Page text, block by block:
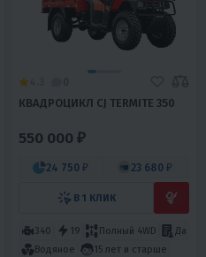
КВАДРОЦИКЛ CJ TERMITE 350
550 000 ₽
24 750 ₽ 23 680 ₽
В 1 КЛИК
340 19 Полный 4WD
Да
Водяное
15 лет и старше